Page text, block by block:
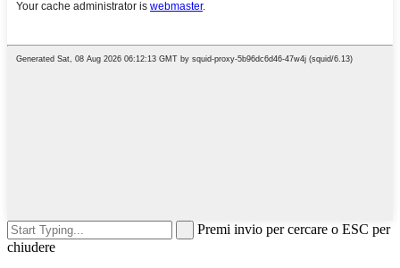
Premi invio per cercare o ESC per
chiudere